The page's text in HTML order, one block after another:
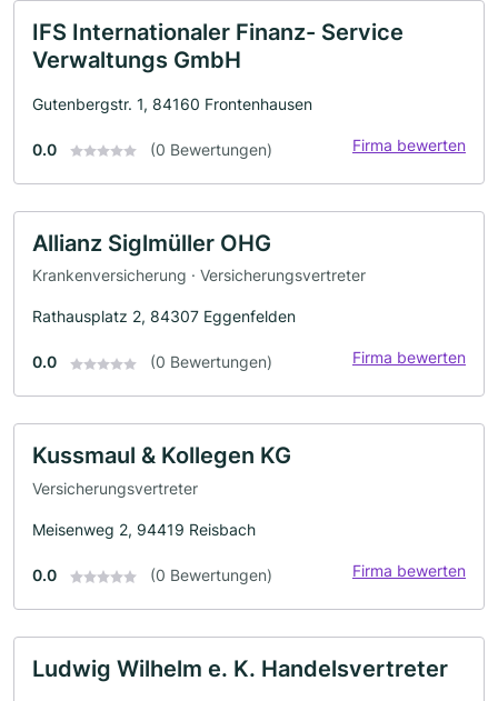
IFS Internationaler Finanz- Service
Verwaltungs GmbH
Gutenbergstr. 1, 84160 Frontenhausen
0.0 (0 Bewertungen) Firma bewerten
Allianz Siglmüller OHG
Krankenversicherung · Versicherungsvertreter
Rathausplatz 2, 84307 Eggenfelden
0.0 (0 Bewertungen) Firma bewerten
Kussmaul & Kollegen KG
Versicherungsvertreter
Meisenweg 2, 94419 Reisbach
0.0 (0 Bewertungen) Firma bewerten
Ludwig Wilhelm e. K. Handelsvertreter